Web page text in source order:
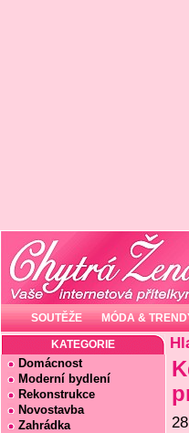
SOUTĚŽE MÓDA &
KATEGORIE
Domácnost
Moderní bydlení
Rekonstrukce
Novostavba
Zahrádka